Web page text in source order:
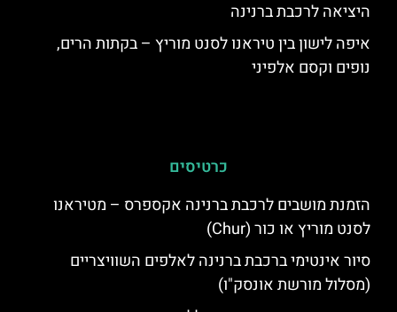
היציאה לרכבת ברנינה
איפה לישון בין טיראנו לסנט מוריץ – בקתות הרים,
נופים וקסם אלפיני
כרטיסים
הזמנת מושבים לרכבת ברנינה אקספרס – מטיראנו
לסנט מוריץ או כור (Chur)
סיור אינטימי ברכבת ברנינה לאלפים השוויצריים
(מסלול מורשת אונסק"ו)